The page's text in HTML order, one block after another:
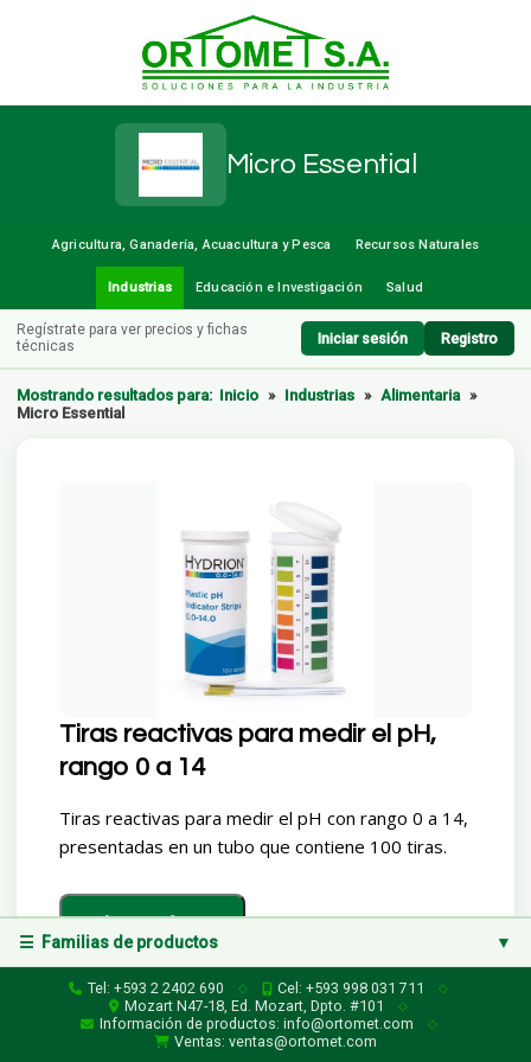
Micro Essential
Agricultura, Ganadería, Acuacultura y Pesca Recursos Naturales
Industrias Educación e Investigación Salud
Regístrate para ver precios y fichas
técnicas
Iniciar sesión Registro
☰ Familias de productos ▼
Familias de productos
Pruebas Rápidas
Mostrando resultados para: Inicio » Industrias » Alimentaria »
Micro Essential
Tiras reactivas para medir el pH,
rango 0 a 14
Tiras reactivas para medir el pH con rango 0 a 14,
presentadas en un tubo que contiene 100 tiras.
Leer más...
Tel: +593 2 2402 690 ◇ Cel: +593 998 031 711 ◇
Mozart N47-18, Ed. Mozart, Dpto. #101 ◇
Información de productos: info@ortomet.com ◇
Ventas: ventas@ortomet.com